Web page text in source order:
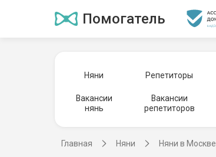
Помогатель
Няни Репетиторы
Вакансии
нянь
Вакансии
репетиторов
Главная Няни Няни в Москве